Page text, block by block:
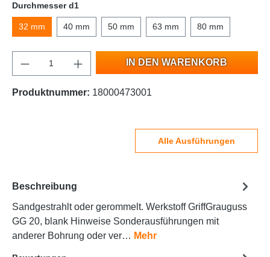
Durchmesser d1
32 mm 40 mm 50 mm 63 mm 80 mm
IN DEN WARENKORB
Produktnummer: 18000473001
Alle Ausführungen
Beschreibung
Sandgestrahlt oder gerommelt. Werkstoff GriffGrauguss
GG 20, blank Hinweise Sonderausführungen mit
anderer Bohrung oder ver… Mehr